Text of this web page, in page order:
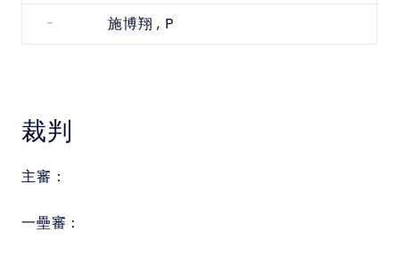
-
施博翔 , P
裁判
主審：
一壘審：